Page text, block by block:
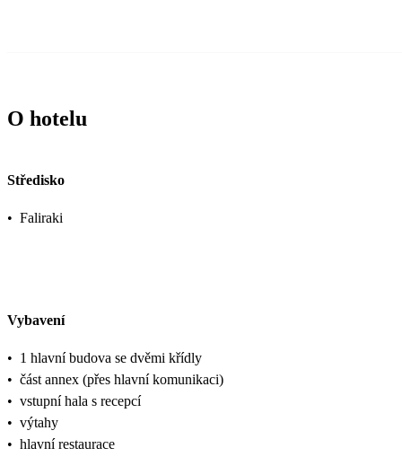
O hotelu
Středisko
• Faliraki
Vybavení
• 1 hlavní budova se dvěmi křídly
• část annex (přes hlavní komunikaci)
• vstupní hala s recepcí
• výtahy
• hlavní restaurace